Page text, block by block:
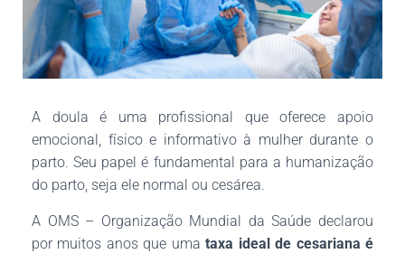
A doula é uma profissional que oferece apoio
emocional, físico e informativo à mulher durante o
parto. Seu papel é fundamental para a humanização
do parto, seja ele normal ou cesárea.
A OMS – Organização Mundial da Saúde declarou
por muitos anos que umataxa ideal de cesariana é